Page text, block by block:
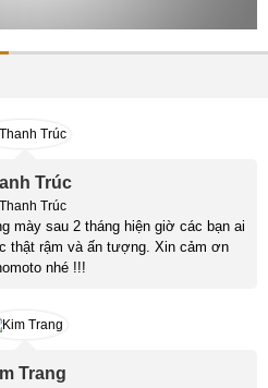
Trúc
mày sau 2 tháng hiện giờ các bạn ai
thật rậm và ấn tượng. Xin cảm ơn
nhé !!!
Trang